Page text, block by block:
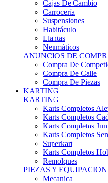
Cajas De Cambio
Carrocería
Suspensiones
Habitáculo
Llantas
Neumáticos
ANUNCIOS DE
Compra De
Compra De Calle
Compra De Piezas
KARTING
KARTING
Karts Completos
Karts Completos
Karts Completos
Karts Completos
Superkart
Karts Completos
Remolques
PIEZAS Y
Mecanica